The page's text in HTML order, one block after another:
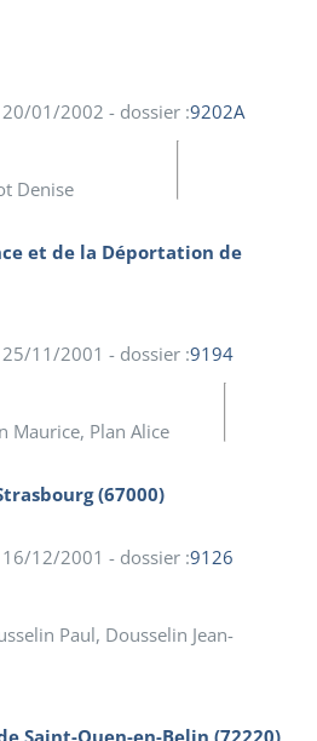
01/2002 - dossier :9202A
Denise
et de la Déportation de
11/2001 - dossier :9194
Maurice, Plan Alice
(67000)
12/2001 - dossier :9126
Paul, Dousselin Jean-